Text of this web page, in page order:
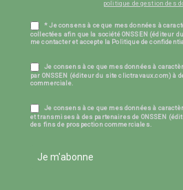
politique de gestion des
* Je consens à ce que mes données à
collectées afin que la société ONSSEN (éditeur
me contacter et accepte la Politique de
Je consens à ce que mes données à
par ONSSEN (éditeur du site clictravaux.com) à
commerciale.
Je consens à ce que mes données à
et transmises à des partenaires de ONSSEN
des fins de prospection commerciales.
Je m'abonne